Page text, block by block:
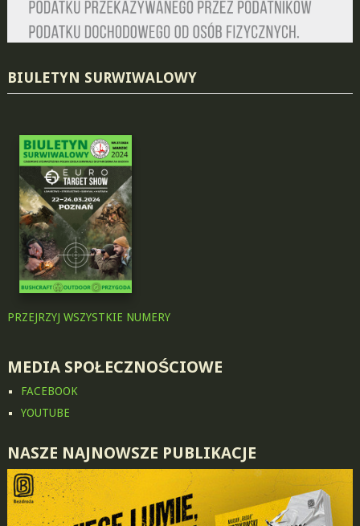
BIULETYN SURWIWALOWY
PRZEJRZYJ WSZYSTKIE NUMERY
MEDIA SPOŁECZNOŚCIOWE
FACEBOOK
YOUTUBE
NASZE NAJNOWSZE PUBLIKACJE